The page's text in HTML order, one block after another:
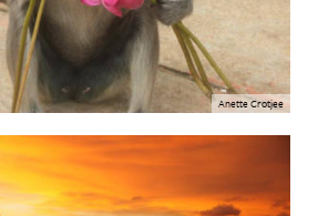
Anette Crotjee